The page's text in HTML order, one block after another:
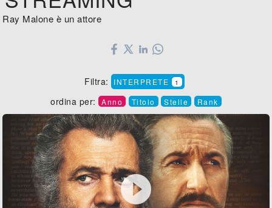
Ray Malone è un attore
Filtra: INTERPRETE 1
ordina per: Anno Titolo Stelle Rank
